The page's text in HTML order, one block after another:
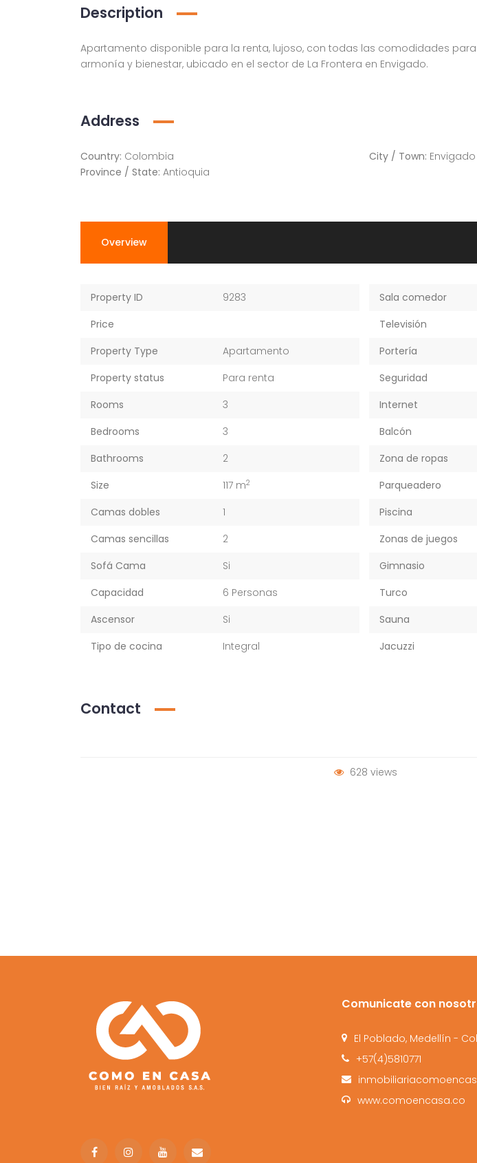
Description
Apartamento disponible para la renta, lujoso, con todas las comodidades
armonía y bienestar, ubicado en el sector de La Frontera en Envigado.
Address
Country: Colombia
Province / State: Antioquia
City / Town: Envigado
Overview
Property ID
9283
Price
Property Type
Apartamento
Property status
Para renta
Rooms
3
Bedrooms
3
Bathrooms
2
Size
117 m2
Camas dobles
1
Camas sencillas
2
Sofá Cama
Si
Capacidad
6 Personas
Ascensor
Si
Tipo de cocina
Integral
Sala comedor
Televisión
Portería
Seguridad
Internet
Balcón
Zona de ropas
Parqueadero
Piscina
Zonas de juegos
Gimnasio
Turco
Sauna
Jacuzzi
Contact
628 views
Comunicate con
El Poblado, Medellín -
+57(4)5810771
www.comoencasa.co